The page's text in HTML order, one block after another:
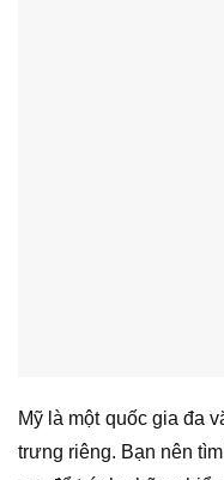
Mỹ là một quốc gia đa
trưng riêng. Bạn nên